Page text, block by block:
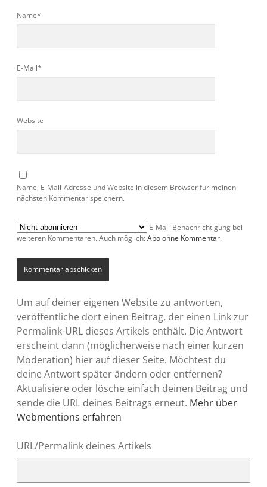
Name*
E-Mail*
Website
Name, E-Mail-Adresse und Website in diesem Browser für meinen
nächsten Kommentar speichern.
E-Mail-Benachrichtigung bei
weiteren Kommentaren. Auch möglich: Abo ohne Kommentar.
Um auf deiner eigenen Website zu antworten,
veröffentliche dort einen Beitrag, der einen Link zur
Permalink-URL dieses Artikels enthält. Die Antwort
erscheint dann (möglicherweise nach einer kurzen
Moderation) hier auf dieser Seite. Möchtest du
deine Antwort später ändern oder entfernen?
Aktualisiere oder lösche einfach deinen Beitrag und
sende die URL deines Beitrags erneut. Mehr über
Webmentions erfahren
URL/Permalink deines Artikels